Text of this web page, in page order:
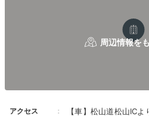
アクセス
【車】松山道松山IC